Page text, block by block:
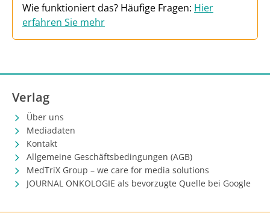
Wie funktioniert das? Häufige Fragen: Hier
erfahren Sie mehr
Verlag
Über uns
Mediadaten
Kontakt
Allgemeine Geschäftsbedingungen (AGB)
MedTriX Group – we care for media solutions
JOURNAL ONKOLOGIE als bevorzugte Quelle bei Google